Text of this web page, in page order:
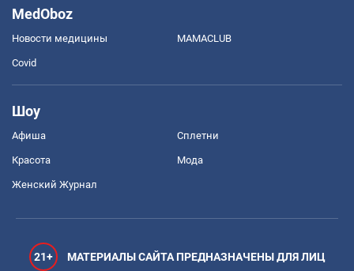
MedOboz
Новости медицины MAMACLUB
Covid
Шоу
Афиша Сплетни
Красота Мода
Женский Журнал
21+
МАТЕРИАЛЫ САЙТА ПРЕДНАЗНАЧЕНЫ ДЛЯ ЛИЦ